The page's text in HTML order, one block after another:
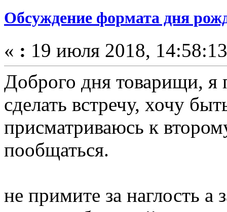
Обсуждение формата дня
« : 19 июля 2018,
Доброго дня товарищи, я
сделать встречу, хочу
присматриваюсь к
пообщаться.
не примите за наглость